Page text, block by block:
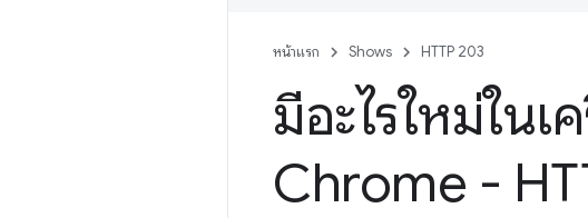
หน้าแรก Shows HTTP 203
มีอะไรใหม่ใน
Chrome -